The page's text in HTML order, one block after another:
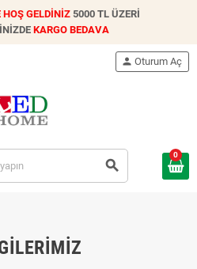
GELDİNİZ 5000 TL ÜZERİ
KARGO BEDAVA
search
person Oturum Aç
0